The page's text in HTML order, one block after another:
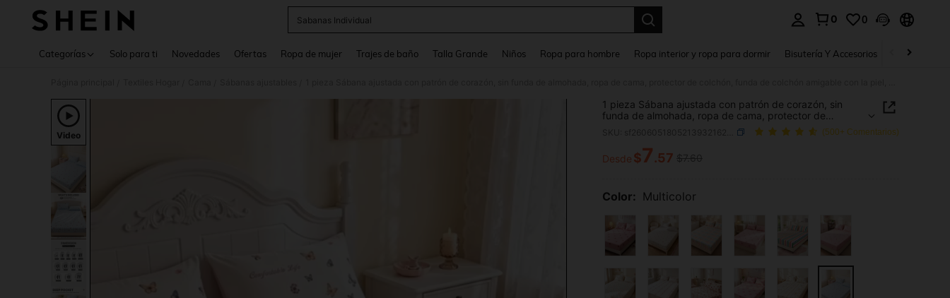
Sabanas Individual
0 0
Categorías Solo para ti Novedades Ofertas Ropa de mujer Trajes de baño Talla Grande Niños Ropa para hombre Ropa interior y ropa para dormir Bisutería Y Accesorios Zapatos
Video
1 pieza Sábana ajustada con patrón de corazón, sin
funda de almohada, ropa de cama, protector de
colchón, funda de colchón amigable con la piel, diseño
de corazón lindo para decoración del hogar, adecuado
para camas individuales, matrimoniales, queen y king,
ropa de cama para dormitorios, verano, cómodo,
(500+ Comentarios)
PRICE AND AVAILABILITY
Desde $7.57
Color: Multicolor